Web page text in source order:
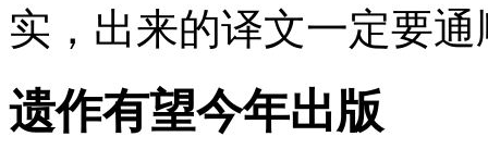
实，出来的译文一定要通
遗作有望今年出版